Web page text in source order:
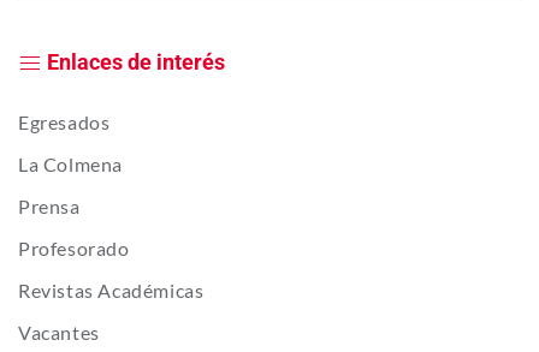
Enlaces de interés
Egresados
La Colmena
Prensa
Profesorado
Revistas Académicas
Vacantes